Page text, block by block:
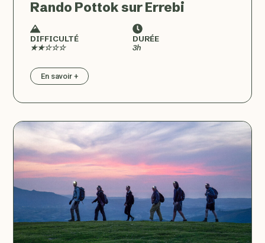
Rando Pottok sur Errebi
DIFFICULTÉ
★★☆☆☆
DURÉE
3h
En savoir +